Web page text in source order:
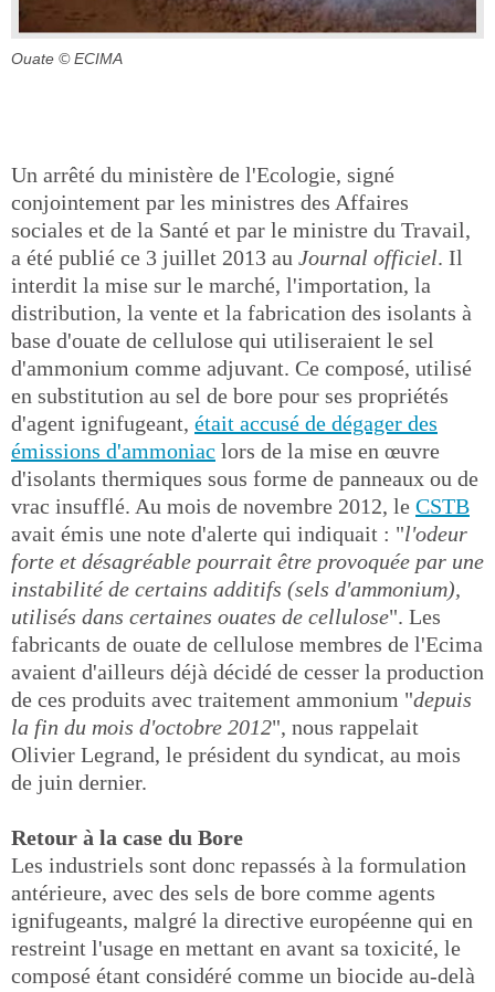
Ouate © ECIMA
Un arrêté du ministère de l'Ecologie, signé
conjointement par les ministres des Affaires
sociales et de la Santé et par le ministre du Travail,
a été publié ce 3 juillet 2013 au Journal officiel. Il
interdit la mise sur le marché, l'importation, la
distribution, la vente et la fabrication des isolants à
base d'ouate de cellulose qui utiliseraient le sel
d'ammonium comme adjuvant. Ce composé, utilisé
en substitution au sel de bore pour ses propriétés
d'agent ignifugeant, était accusé de dégager des
émissions d'ammoniac lors de la mise en œuvre
d'isolants thermiques sous forme de panneaux ou de
vrac insufflé. Au mois de novembre 2012, le CSTB
avait émis une note d'alerte qui indiquait : "l'odeur
forte et désagréable pourrait être provoquée par une
instabilité de certains additifs (sels d'ammonium),
utilisés dans certaines ouates de cellulose". Les
fabricants de ouate de cellulose membres de l'Ecima
avaient d'ailleurs déjà décidé de cesser la production
de ces produits avec traitement ammonium "depuis
la fin du mois d'octobre 2012", nous rappelait
Olivier Legrand, le président du syndicat, au mois
de juin dernier.
Retour à la case du Bore
Les industriels sont donc repassés à la formulation
antérieure, avec des sels de bore comme agents
ignifugeants, malgré la directive européenne qui en
restreint l'usage en mettant en avant sa toxicité, le
composé étant considéré comme un biocide au-delà